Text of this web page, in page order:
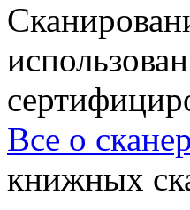
Все о
книжных